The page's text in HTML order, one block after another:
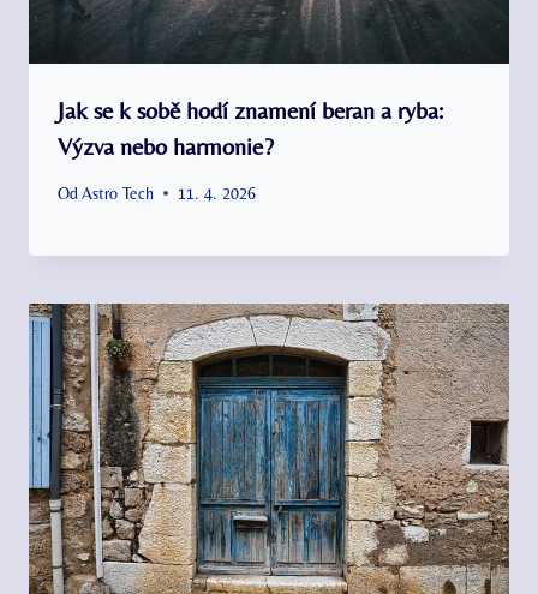
Jak se k sobě hodí znamení beran a ryba:
Výzva nebo harmonie?
Od Astro Tech 11. 4. 2026